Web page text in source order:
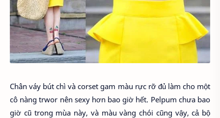
Chân váy bút chì và corset gam màu rực rỡ đủ làm cho một
cô nàng trwor nên sexy hơn bao giờ hết. Pelpum chưa bao
giờ cũ trong mùa này, và màu vàng chói cũng vậy, cả bộ